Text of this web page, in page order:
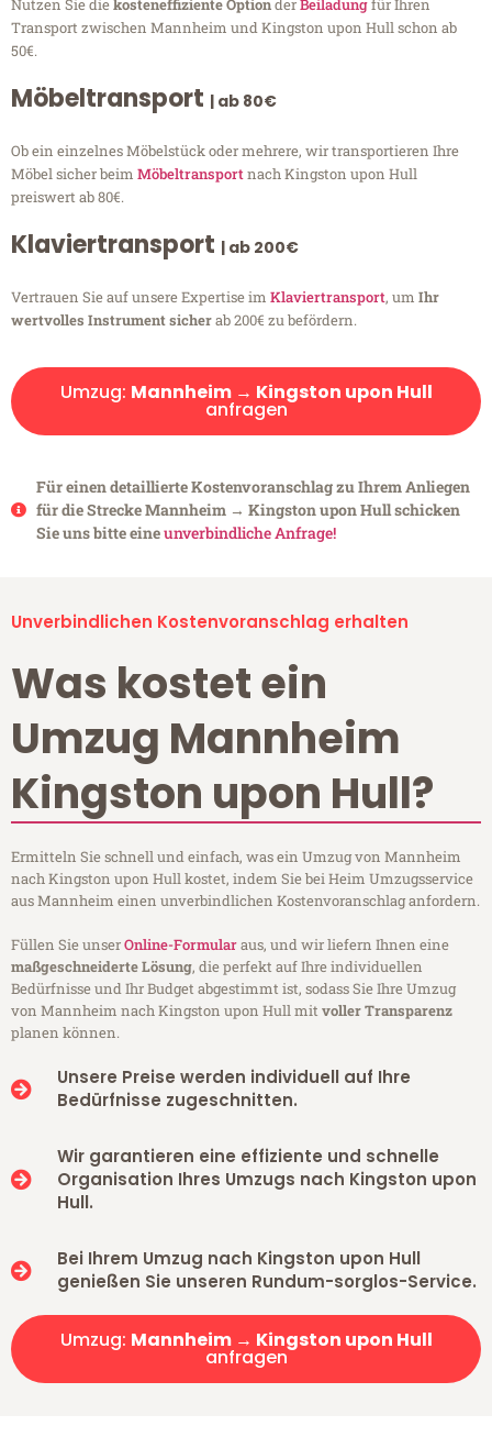
Nutzen Sie diekosteneffiziente OptionderBeiladungfür Ihren
Transport zwischen Mannheim und Kingston upon Hull schon ab
50€.
Möbeltransport | ab 80€
Ob ein einzelnes Möbelstück oder mehrere, wir transportieren Ihre
Möbel sicher beim Möbeltransportnach Kingston upon Hull
preiswert ab 80€.
Klaviertransport | ab 200€
Vertrauen Sie auf unsere Expertise im Klaviertransport, um Ihr
wertvolles Instrument sicherab 200€ zu befördern.
Umzug: Mannheim → Kingston upon Hull
anfragen
Für einen detaillierte Kostenvoranschlag zu Ihrem Anliegen
für die Strecke Mannheim → Kingston upon Hull schicken
Sie uns bitte eineunverbindliche Anfrage!
Unverbindlichen Kostenvoranschlag erhalten
Was kostet ein
Umzug Mannheim
Kingston upon Hull?
Ermitteln Sie schnell und einfach, was ein Umzug von Mannheim
nach Kingston upon Hull kostet, indem Sie bei Heim Umzugsservice
aus Mannheim einen unverbindlichen Kostenvoranschlag anfordern.
Füllen Sie unserOnline-Formularaus, und wir liefern Ihnen eine
maßgeschneiderte Lösung, die perfekt auf Ihre individuellen
Bedürfnisse und Ihr Budget abgestimmt ist, sodass Sie Ihre Umzug
von Mannheim nach Kingston upon Hull mitvoller Transparenz
planen können.
Unsere Preise werden individuell auf Ihre
Bedürfnisse zugeschnitten.
Wir garantieren eine effiziente und schnelle
Organisation Ihres Umzugs nach Kingston upon
Hull.
Bei Ihrem Umzug nach Kingston upon Hull
genießen Sie unseren Rundum-sorglos-Service.
Umzug: Mannheim → Kingston upon Hull
anfragen